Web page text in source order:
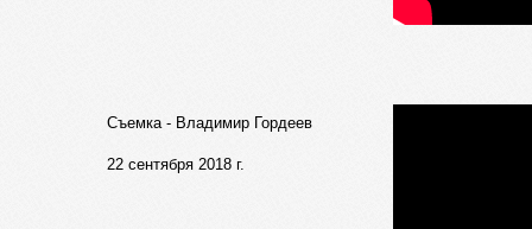
Съемка - Владимир Гордеев
22 сентября 2018 г.